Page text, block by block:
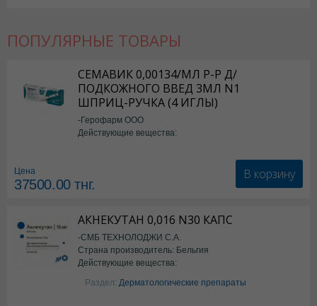
ПОПУЛЯРНЫЕ ТОВАРЫ
СЕМАВИК 0,00134/МЛ Р-Р Д/
ПОДКОЖНОГО ВВЕД 3МЛ N1
ШПРИЦ-РУЧКА (4 ИГЛЫ)
-Герофарм ООО
Действующие вещества:
Цена
37500.00тнг.
В корзину
АКНЕКУТАН 0,016 N30 КАПС
-СМБ ТЕХНОЛОДЖИ С.А.
Страна производитель: Бельгия
Действующие вещества:
Изотретиноин
Раздел: Дерматологические препараты